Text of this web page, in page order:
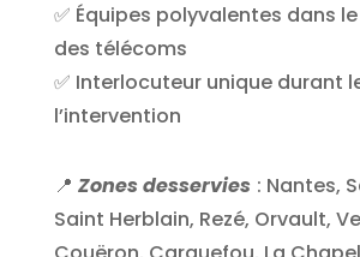
✅ Équipes polyvalentes dans
des télécoms
✅ Interlocuteur unique durant
l’intervention
📍 Zones desservies : Nantes,
Saint Herblain, Rezé, Orvault,